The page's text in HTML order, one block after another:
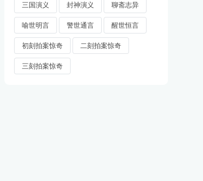
三国演义 封神演义 聊斋志异
喻世明言 警世通言 醒世恒言
初刻拍案惊奇 二刻拍案惊奇
三刻拍案惊奇